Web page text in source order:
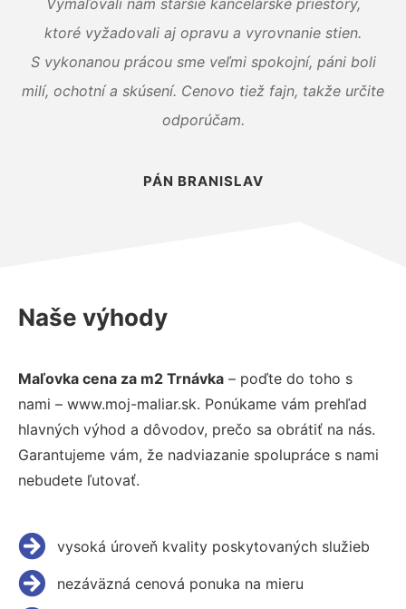
ktoré vyžadovali aj opravu a vyrovnanie stien.
S vykonanou prácou sme veľmi spokojní, páni boli
milí, ochotní a skúsení. Cenovo tiež fajn, takže určite
odporúčam.
PÁN BRANISLAV
Naše výhody
Maľovka cena za m2 Trnávka – poďte do toho s
nami – www.moj-maliar.sk. Ponúkame vám prehľad
hlavných výhod a dôvodov, prečo sa obrátiť na nás.
Garantujeme vám, že nadviazanie spolupráce s nami
nebudete ľutovať.
vysoká úroveň kvality poskytovaných služieb
nezáväzná cenová ponuka na mieru